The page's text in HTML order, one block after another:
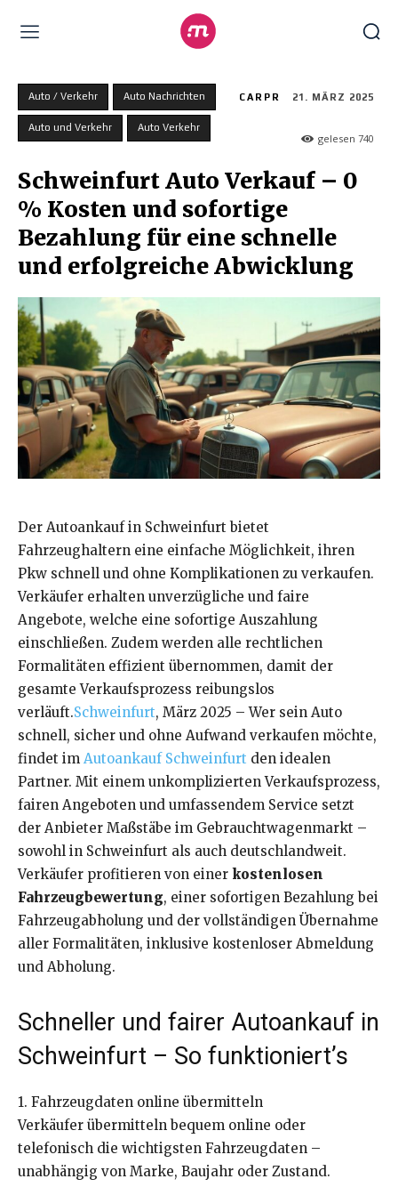
Auto / Verkehr Auto Nachrichten
Auto und Verkehr Auto Verkehr
CARPR 21. MÄRZ 2025
gelesen740
Schweinfurt Auto Verkauf – 0
% Kosten und sofortige
Bezahlung für eine schnelle
und erfolgreiche Abwicklung
Der Autoankauf in Schweinfurt bietet
Fahrzeughaltern eine einfache Möglichkeit, ihren
Pkw schnell und ohne Komplikationen zu verkaufen.
Verkäufer erhalten unverzügliche und faire
Angebote, welche eine sofortige Auszahlung
einschließen. Zudem werden alle rechtlichen
Formalitäten effizient übernommen, damit der
gesamte Verkaufsprozess reibungslos
verläuft.Schweinfurt, März 2025 – Wer sein Auto
schnell, sicher und ohne Aufwand verkaufen möchte,
findet im Autoankauf Schweinfurt den idealen
Partner. Mit einem unkomplizierten Verkaufsprozess,
fairen Angeboten und umfassendem Service setzt
der Anbieter Maßstäbe im Gebrauchtwagenmarkt –
sowohl in Schweinfurt als auch deutschlandweit.
Verkäufer profitieren von einer kostenlosen
Fahrzeugbewertung, einer sofortigen Bezahlung bei
Fahrzeugabholung und der vollständigen Übernahme
aller Formalitäten, inklusive kostenloser Abmeldung
und Abholung.
Schneller und fairer Autoankauf in
Schweinfurt – So funktioniert’s
1. Fahrzeugdaten online übermitteln
Verkäufer übermitteln bequem online oder
telefonisch die wichtigsten Fahrzeugdaten –
unabhängig von Marke, Baujahr oder Zustand.